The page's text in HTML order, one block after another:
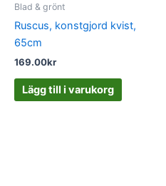
Blad & grönt
Ruscus, konstgjord kvist,
65cm
169.00kr
Lägg till i varukorg